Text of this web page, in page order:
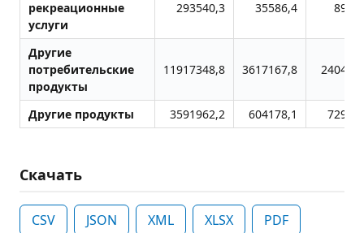
рекреационные
услуги
293540,3 35586,4
Другие
потребительские
продукты
11917348,8 3617167,8
Другие продукты 3591962,2 604178,1
Скачать
CSV JSON XML XLSX PDF